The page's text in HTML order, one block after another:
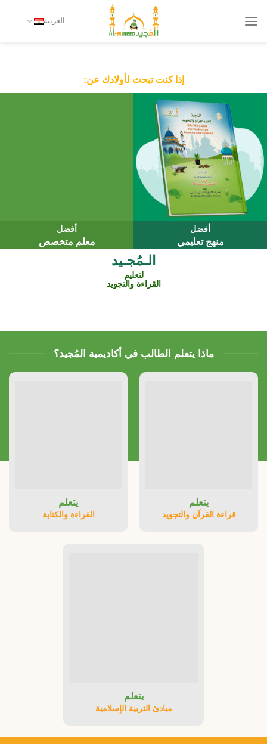
للمحتوى
العربية
إذا كنت تبحث لأولادك عن:
أفضل
منهج تعليمي
أفضل
معلم متخصص
الـمُجـيد
لتعليم
القراءة والتجويد
ماذا يتعلم الطالب في أكاديمية المُجيد؟
يتعلم
قراءة القرآن والتجويد
يتعلم
القراءة والكتابة
يتعلم
مبادئ التربية الإسلامية